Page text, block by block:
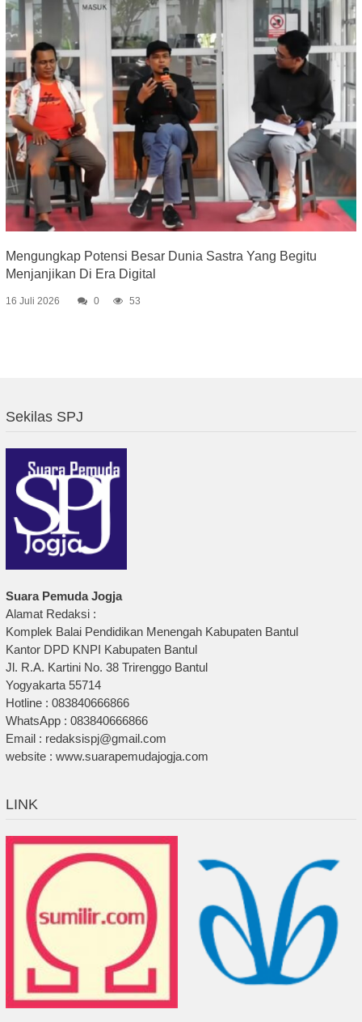
Mengungkap Potensi Besar Dunia Sastra Yang Begitu
Menjanjikan Di Era Digital
16 Juli 2026 0 53
Sekilas SPJ
Suara Pemuda Jogja
Alamat Redaksi :
Komplek Balai Pendidikan Menengah Kabupaten Bantul
Kantor DPD KNPI Kabupaten Bantul
Jl. R.A. Kartini No. 38 Trirenggo Bantul
Yogyakarta 55714
Hotline : 083840666866
WhatsApp : 083840666866
Email : redaksispj@gmail.com
website : www.suarapemudajogja.com
LINK